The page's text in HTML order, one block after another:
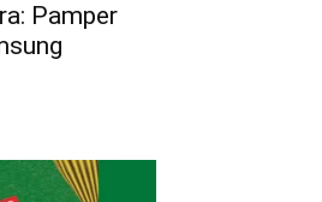
Pamper